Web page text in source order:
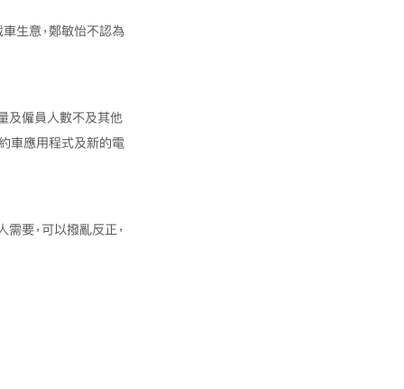
生意，鄭敏怡不認為
及僱員人數不及其他
車應用程式及新的電
要，可以撥亂反正，